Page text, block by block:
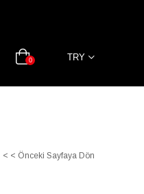
0 TRY
< < Önceki Sayfaya Dön